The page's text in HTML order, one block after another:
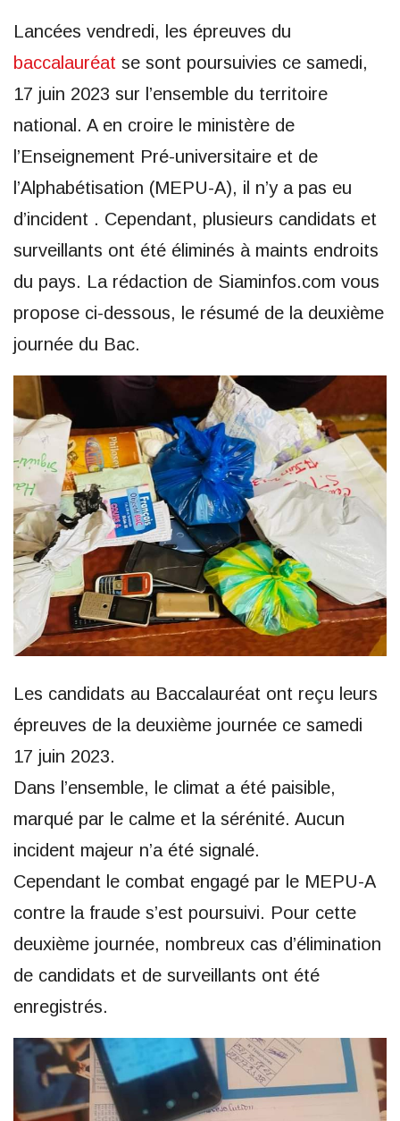
Lancées vendredi, les épreuves du
baccalauréat se sont poursuivies ce samedi,
17 juin 2023 sur l’ensemble du territoire
national. A en croire le ministère de
l’Enseignement Pré-universitaire et de
l’Alphabétisation (MEPU-A), il n’y a pas eu
d’incident . Cependant, plusieurs candidats et
surveillants ont été éliminés à maints endroits
du pays. La rédaction de Siaminfos.com vous
propose ci-dessous, le résumé de la deuxième
journée du Bac.
Les candidats au Baccalauréat ont reçu leurs
épreuves de la deuxième journée ce samedi
17 juin 2023.
Dans l’ensemble, le climat a été paisible,
marqué par le calme et la sérénité. Aucun
incident majeur n’a été signalé.
Cependant le combat engagé par le MEPU-A
contre la fraude s’est poursuivi. Pour cette
deuxième journée, nombreux cas d’élimination
de candidats et de surveillants ont été
enregistrés.